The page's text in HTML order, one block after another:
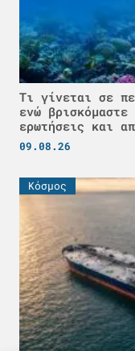
Τι γίνεται σε
ενώ
ερωτήσεις και
09.08.26
Κόσμος